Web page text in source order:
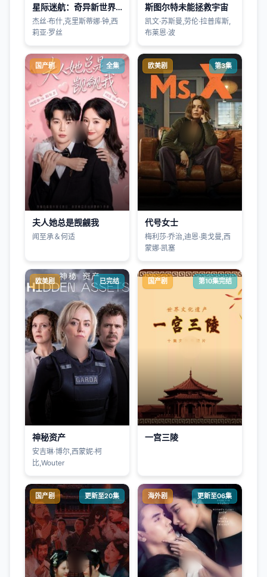
星际迷航：奇异新世界第四季
杰丝·布什,克里斯蒂娜·钟,西
莉亚·罗丝
斯图尔特未能拯救宇宙
凯文·苏斯曼,劳伦·拉普库斯,
布莱恩·波
国产剧 全集
夫人她总是觊觎我
闻至承＆何适
欧美剧 第3集
代号女士
梅利莎·乔治,迪恩·奥戈曼,西
蒙娜·凯塞
欧美剧 已完结
神秘资产
安吉琳·博尔,西蒙妮·柯
比,Wouter
国产剧 第10集完结
一宫三陵
国产剧 更新至20集 海外剧 更新至06集